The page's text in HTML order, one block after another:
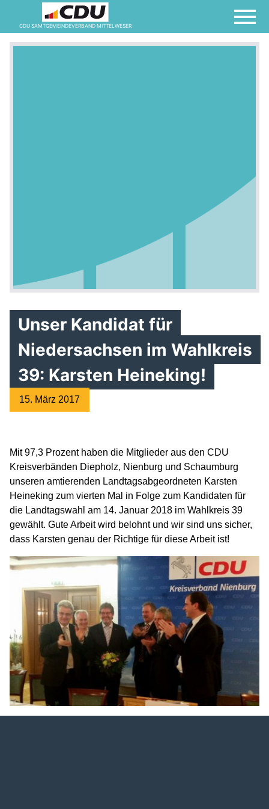
CDU SAMTGEMEINDEVERBAND MITTELWESER
Unser Kandidat für
Niedersachsen im Wahlkreis
39: Karsten Heineking!
15. März 2017
Mit 97,3 Prozent haben die Mitglieder aus den CDU
Kreisverbänden Diepholz, Nienburg und Schaumburg
unseren amtierenden Landtagsabgeordneten Karsten
Heineking zum vierten Mal in Folge zum Kandidaten für
die Landtagswahl am 14. Januar 2018 im Wahlkreis 39
gewählt. Gute Arbeit wird belohnt und wir sind uns sicher,
dass Karsten genau der Richtige für diese Arbeit ist!